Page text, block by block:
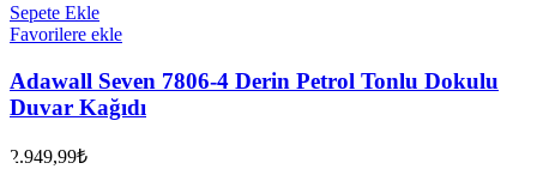
Sepete Ekle
Favorilere ekle
Adawall Seven 7806-4 Derin Petrol Tonlu Dokulu
Duvar Kağıdı
2.949,99₺